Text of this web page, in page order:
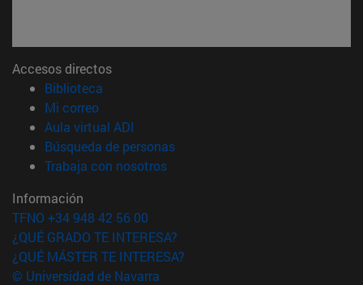
Accesos directos
Biblioteca
Mi correo(abre en nueva ventana)
Aula virtual ADI
Búsqueda de personas(abre en nueva ventana)
Trabaja con nosotros(abre en nueva ventana)
Información
TFNO +34 948 42 56 00
¿QUÉ GRADO TE INTERESA?
¿QUÉ MÁSTER TE INTERESA?
© Universidad de Navarra